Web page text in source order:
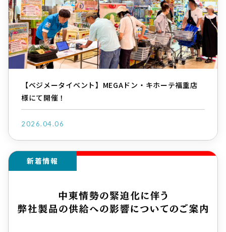
【ベジメータイベント】MEGAドン・キホーテ福重店
様にて開催！
2026.04.06
新着情報